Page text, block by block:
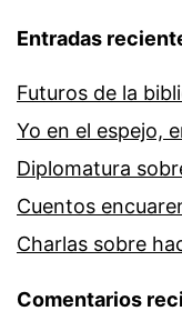
Entradas
Futuros de la
Yo en el espejo,
Diplomatura
Cuentos
Charlas sobre
Comentarios